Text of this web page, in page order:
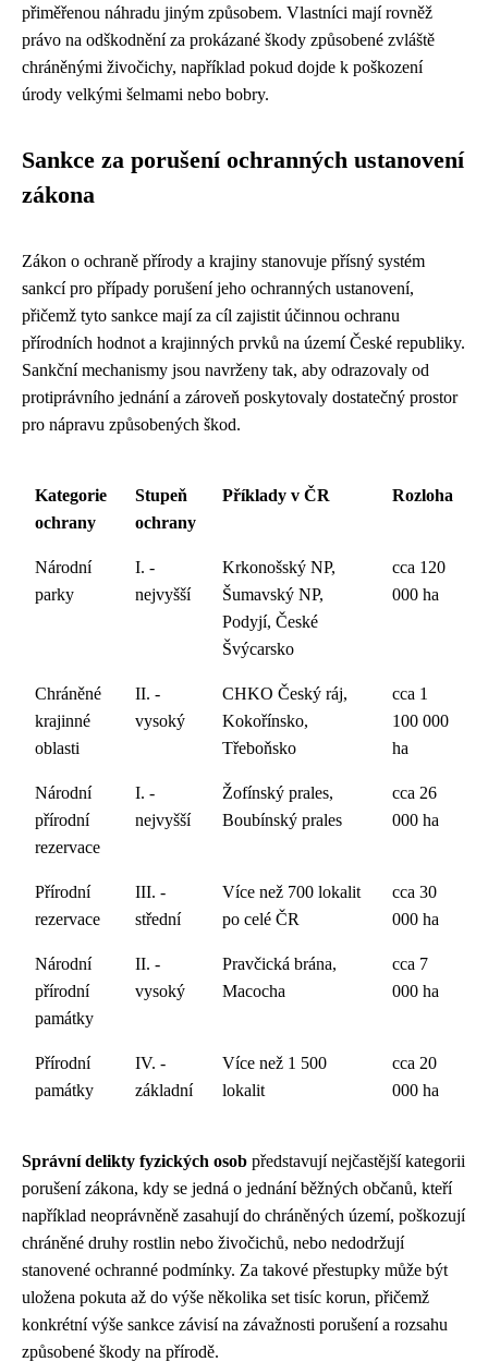
přiměřenou náhradu jiným způsobem. Vlastníci mají rovněž
právo na odškodnění za prokázané škody způsobené zvláště
chráněnými živočichy, například pokud dojde k poškození
úrody velkými šelmami nebo bobry.
Sankce za porušení ochranných ustanovení
zákona
Zákon o ochraně přírody a krajiny stanovuje přísný systém
sankcí pro případy porušení jeho ochranných ustanovení,
přičemž tyto sankce mají za cíl zajistit účinnou ochranu
přírodních hodnot a krajinných prvků na území České republiky.
Sankční mechanismy jsou navrženy tak, aby odrazovaly od
protiprávního jednání a zároveň poskytovaly dostatečný prostor
pro nápravu způsobených škod.
Kategorie
ochrany
Stupeň
ochrany
Příklady v ČR Rozloha
Národní
parky
I. -
nejvyšší
Krkonošský NP,
Šumavský NP,
Podyjí, České
Švýcarsko
cca 120
000 ha
Chráněné
krajinné
oblasti
II. -
vysoký
CHKO Český ráj,
Kokořínsko,
Třeboňsko
cca 1
100 000
ha
Národní
přírodní
rezervace
I. -
nejvyšší
Žofínský prales,
Boubínský prales
cca 26
000 ha
Přírodní
rezervace
III. -
střední
Více než 700 lokalit
po celé ČR
cca 30
000 ha
Národní
přírodní
památky
II. -
vysoký
Pravčická brána,
Macocha
cca 7
000 ha
Přírodní
památky
IV. -
základní
Více než 1 500
lokalit
cca 20
000 ha
Správní delikty fyzických osob představují nejčastější kategorii
porušení zákona, kdy se jedná o jednání běžných občanů, kteří
například neoprávněně zasahují do chráněných území, poškozují
chráněné druhy rostlin nebo živočichů, nebo nedodržují
stanovené ochranné podmínky. Za takové přestupky může být
uložena pokuta až do výše několika set tisíc korun, přičemž
konkrétní výše sankce závisí na závažnosti porušení a rozsahu
způsobené škody na přírodě.